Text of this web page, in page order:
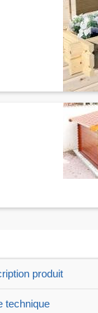
produit
technique